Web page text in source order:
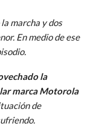
marcha y dos
En medio de ese
la
marca Motorola
de